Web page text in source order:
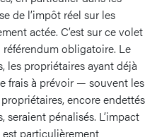
de l’impôt réel sur les
actée. C’est sur ce volet
obligatoire. Le
les propriétaires ayant déjà
frais à prévoir — souvent les
encore endettés
pénalisés. L’impact
est particulièrement